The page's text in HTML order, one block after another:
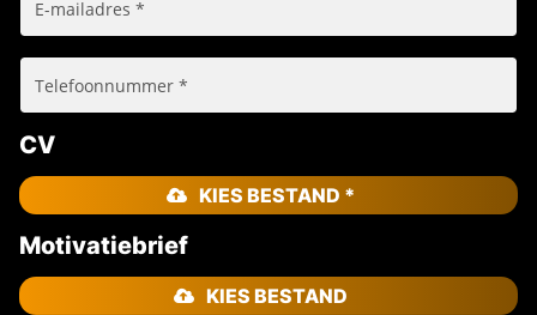
CV
KIES BESTAND *
Motivatiebrief
KIES BESTAND